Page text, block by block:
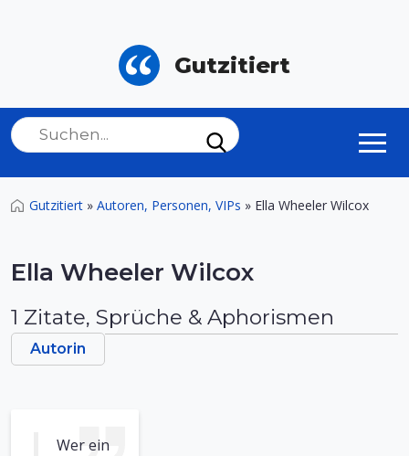
Gutzitiert
Gutzitiert » Autoren, Personen, VIPs » Ella Wheeler Wilcox
Ella Wheeler Wilcox
1 Zitate, Sprüche & Aphorismen
Autorin
Wer ein